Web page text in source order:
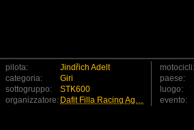
pilota:
Jindřich Adelt
categoria:
Giri
sottogruppo:
STK600
organizzatore: Dafit Filla Racing Ag…
motocicli:
paese:
luogo:
evento: